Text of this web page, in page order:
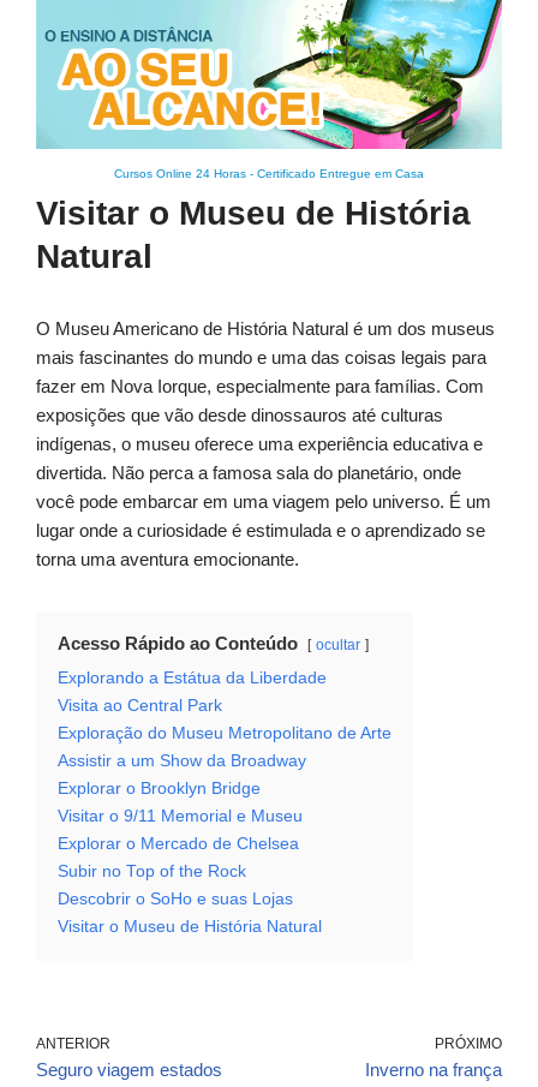
Cursos Online 24 Horas - Certificado Entregue em Casa
Visitar o Museu de História
Natural
O Museu Americano de História Natural é um dos museus
mais fascinantes do mundo e uma das coisas legais para
fazer em Nova Iorque, especialmente para famílias. Com
exposições que vão desde dinossauros até culturas
indígenas, o museu oferece uma experiência educativa e
divertida. Não perca a famosa sala do planetário, onde
você pode embarcar em uma viagem pelo universo. É um
lugar onde a curiosidade é estimulada e o aprendizado se
torna uma aventura emocionante.
Acesso Rápido ao Conteúdo ocultar
Explorando a Estátua da Liberdade
Visita ao Central Park
Exploração do Museu Metropolitano de Arte
Assistir a um Show da Broadway
Explorar o Brooklyn Bridge
Visitar o 9/11 Memorial e Museu
Explorar o Mercado de Chelsea
Subir no Top of the Rock
Descobrir o SoHo e suas Lojas
Visitar o Museu de História Natural
ANTERIOR
Seguro viagem estados
PRÓXIMO
Inverno na frança